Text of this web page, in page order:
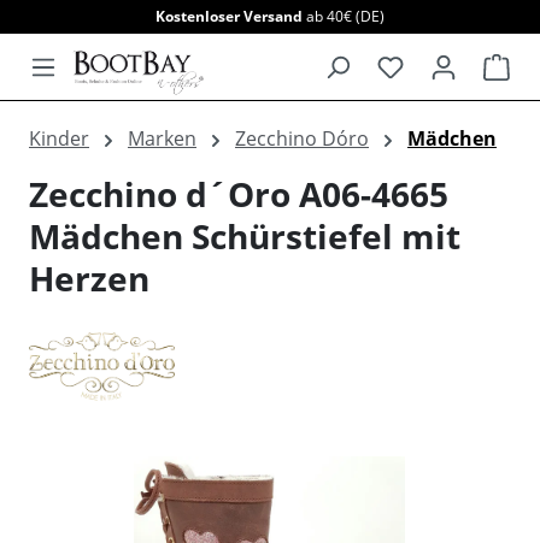
Kostenloser Versand ab 40€ (DE)
Kinder Marken Zecchino Dóro Mädchen
Zecchino d´Oro A06-4665
Mädchen Schürstiefel mit
Herzen
Bildergalerie überspringen